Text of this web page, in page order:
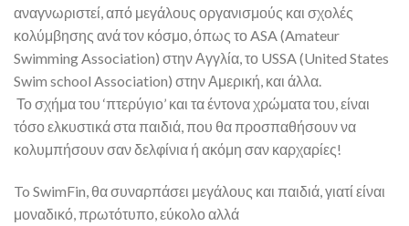
αναγνωριστεί, από μεγάλους οργανισμούς και σχολές
κολύμβησης ανά τον κόσμο, όπως το ASA (Amateur
Swimming Association) στην Αγγλία, το USSA (United States
Swim school Association) στην Αμερική, και άλλα.
Το σχήμα του ‘πτερύγιο’ και τα έντονα χρώματα του, είναι
τόσο ελκυστικά στα παιδιά, που θα προσπαθήσουν να
κολυμπήσουν σαν δελφίνια ή ακόμη σαν καρχαρίες!
To SwimFin, θα συναρπάσει μεγάλους και παιδιά, γιατί είναι
μοναδικό, πρωτότυπο, εύκολο αλλά